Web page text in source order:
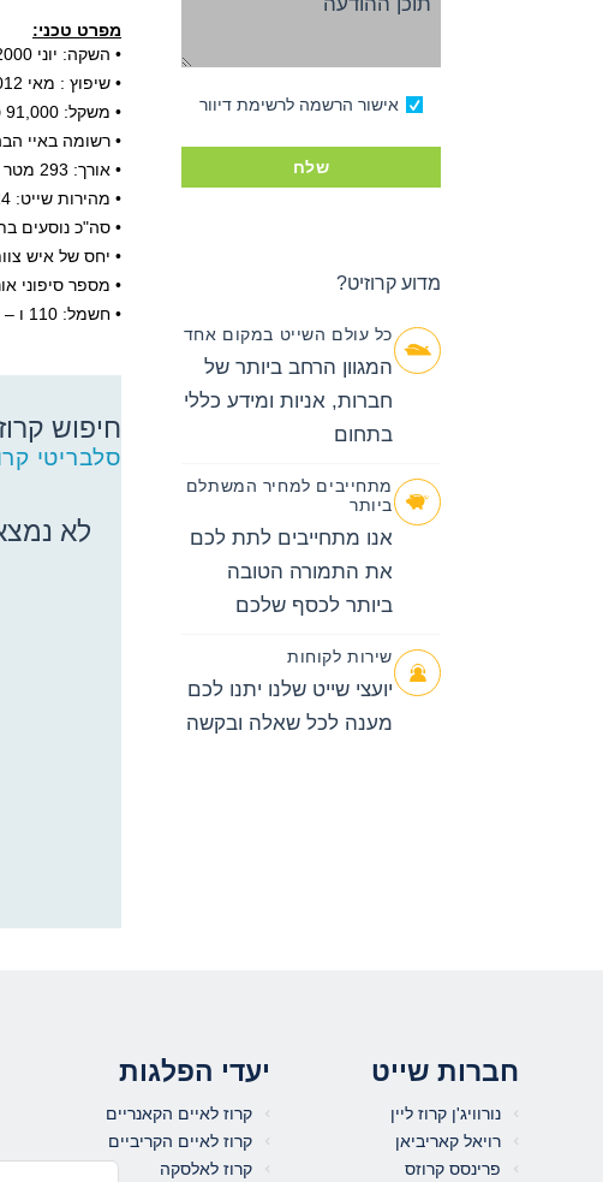
אישור הרשמה לרשימת דיוור
שלח
מדוע קרוזיט?
כל עולם השייט במקום אחד
המגוון הרחב ביותר של
חברות, אניות ומידע כללי
בתחום
מתחייבים למחיר המשתלם
ביותר
אנו מתחייבים לתת לכם
את התמורה הטובה
ביותר לכסף שלכם
שירות לקוחות
יועצי שייט שלנו יתנו לכם
מענה לכל שאלה ובקשה
מפרט טכני:
• השקה: יוני 2000
• שיפוץ : מאי 2012
• משקל: 91,000 טון
• רשומה באיי
• אורך: 293 מטר
• מהירות שייט: 24 קשר
• סה"כ נוסעים
• יחס של איש צוות
• מספר סיפוני
• חשמל: 110 ו – 220 וולט
באפשרותך
ללחוץ
אנטר כדי
חיפוש
סלבריטי
לא
חברות שייט
נורוויג'ן קרוז ליין
רויאל קאריביאן
פרינסס קרוזס
יעדי הפלגות
קרוז לאיים הקאנריים
קרוז לאיים הקריביים
קרוז לאלסקה